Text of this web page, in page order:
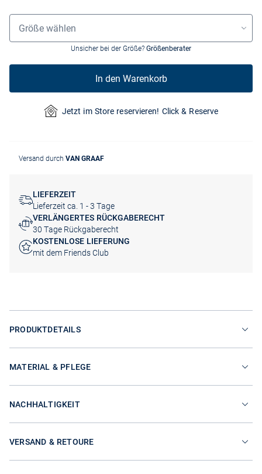
Größenauswahl
Größe wählen
Unsicher bei der Größe? Größenberater
In den Warenkorb
Jetzt im Store reservieren! Click & Reserve
Versand durch VAN GRAAF
LIEFERZEIT
Lieferzeit ca. 1 - 3 Tage
VERLÄNGERTES RÜCKGABERECHT
30 Tage Rückgaberecht
KOSTENLOSE LIEFERUNG
mit dem Friends Club
PRODUKTDETAILS
MATERIAL & PFLEGE
NACHHALTIGKEIT
VERSAND & RETOURE